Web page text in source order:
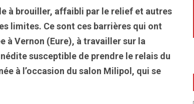
à brouiller, affaibli par le relief et autres
limites. Ce sont ces barrières qui ont
à Vernon (Eure), à travailler sur la
susceptible de prendre le relais du
à l’occasion du salon Milipol, qui se